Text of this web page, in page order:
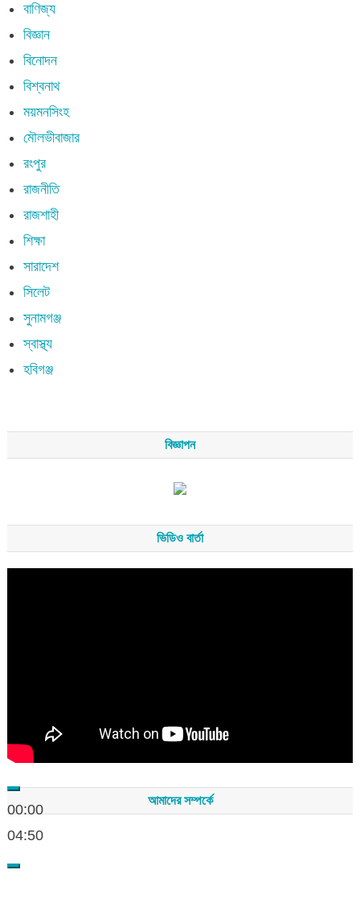
বাণিজ্য
বিজ্ঞান
বিনোদন
বিশ্বনাথ
ময়মনসিংহ
মৌলভীবাজার
রংপুর
রাজনীতি
রাজশাহী
শিক্ষা
সারাদেশ
সিলেট
সুনামগঞ্জ
স্বাস্থ্য
হবিগঞ্জ
বিজ্ঞাপন
ভিডিও বার্তা
00:00
04:50
আমাদের সম্পর্কে